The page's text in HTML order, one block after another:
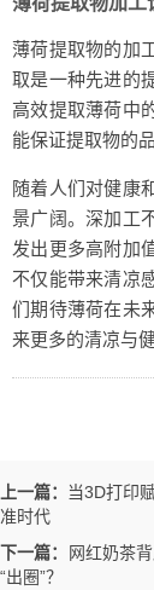
薄荷提取物的加
取是一种先进的
高效提取薄荷中
能保证提取物的
随着人们对健康
景广阔。深加工
发出更多高附加
不仅能带来清凉
们期待薄荷在未
来更多的清凉与健
上一篇：
当3D打印
准时代
下一篇：
网红奶茶
“出圈”？